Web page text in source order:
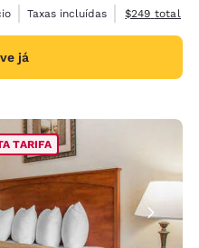
Taxas incluídas Exibir
$249 total
já
TARIFA